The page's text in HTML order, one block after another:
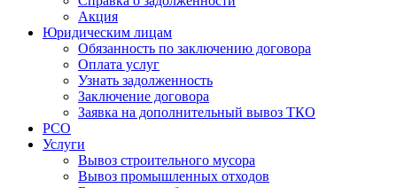
Акция
Юридическим лицам
Обязанность по заключению договора
Оплата услуг
Узнать задолженность
Заключение договора
Заявка на дополнительный вывоз ТКО
РСО
Услуги
Вывоз строительного мусора
Вывоз промышленных отходов